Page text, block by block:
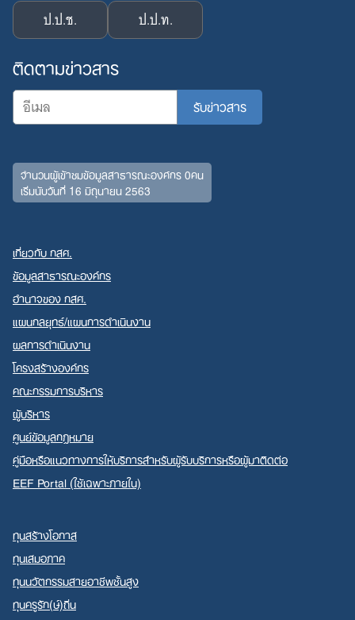
Search
for:
ป.ป.ช. ป.ป.ท.
ติดตามข่าวสาร
จำนวนผู้เข้าชมข้อมูลสาธารณะองค์กร 0คน
เริ่มนับวันที่ 16 มิถุนายน 2563
เกี่ยวกับ กสศ.
ข้อมูลสาธารณะองค์กร
อำนาจของ กสศ.
แผนกลยุทธ์/แผนการดำเนินงาน
ผลการดำเนินงาน
โครงสร้างองค์กร
คณะกรรมการบริหาร
ผู้บริหาร
ศูนย์ข้อมูลกฎหมาย
คู่มือหรือแนวทางการให้บริการสำหรับผู้รับบริการหรือผู้มาติดต่อ
EEF Portal (ใช้เฉพาะภายใน)
ทุนสร้างโอกาส
ทุนเสมอภาค
ทุนนวัตกรรมสายอาชีพชั้นสูง
ทุนครูรัก(ษ์)ถิ่น